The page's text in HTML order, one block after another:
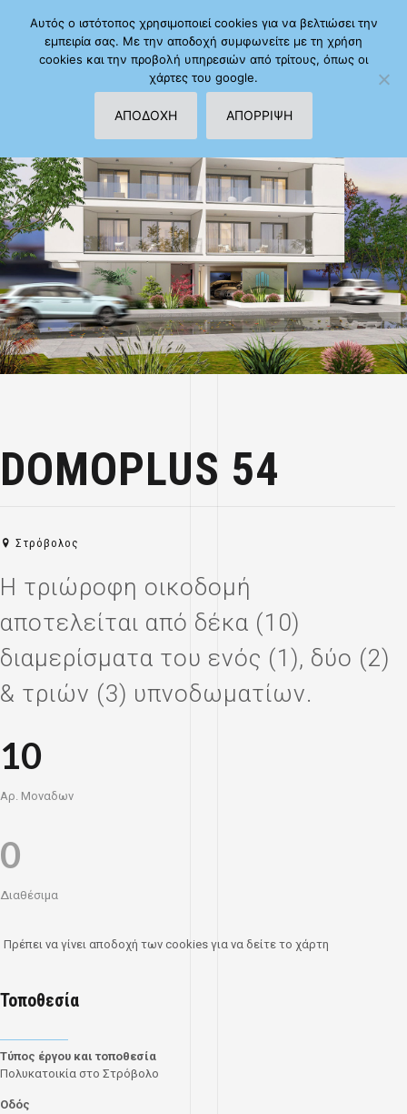
DOMOPLUS 54
Στρόβολος
Η τριώροφη οικοδομή
αποτελείται από δέκα (10)
διαμερίσματα του ενός (1), δύο (2)
& τριών (3) υπνοδωματίων.
10
Αρ. Μοναδων
0
Διαθέσιμα
Πρέπει να γίνει αποδοχή των cookies για να δείτε το χάρτη
Τοποθεσία
Τύπος έργου και τοποθεσία
Πολυκατοικία στο Στρόβολο
Οδός
Αυτός ο ιστότοπος χρησιμοποιεί cookies για να βελτιώσει την
εμπειρία σας. Με την αποδοχή συμφωνείτε με τη χρήση
cookies και την προβολή υπηρεσιών από τρίτους, όπως οι
χάρτες του google.
ΑΠΟΔΟΧΗ ΑΠΟΡΡΙΨΗ